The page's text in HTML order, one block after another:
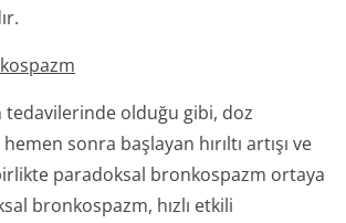
tedavilerinde olduğu gibi, doz
sonra başlayan hırıltı artışı ve
paradoksal bronkospazm ortaya
bronkospazm, hızlı etkili